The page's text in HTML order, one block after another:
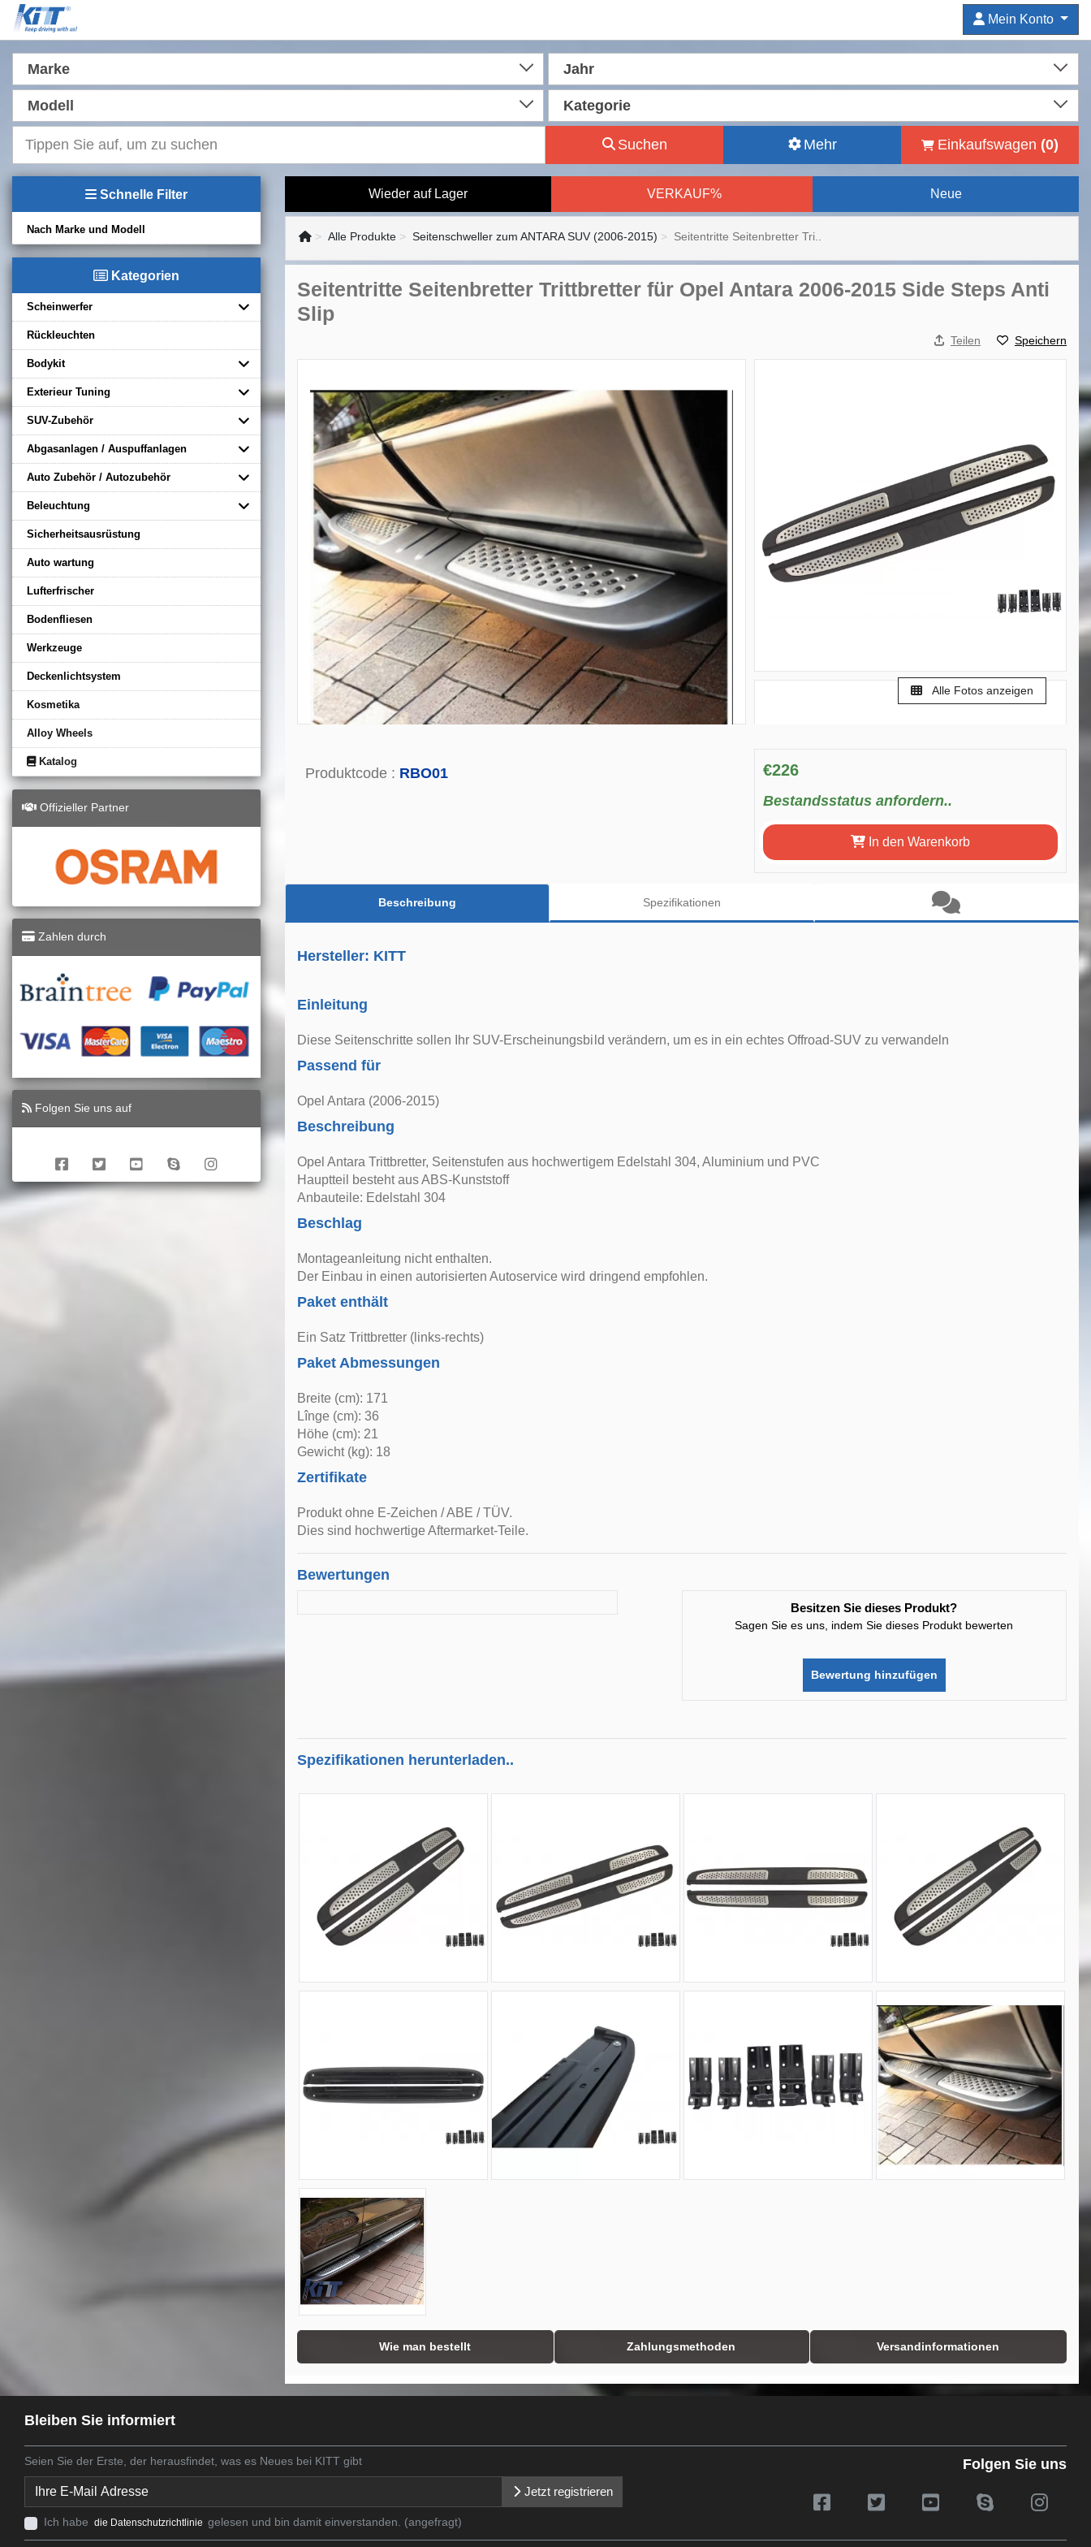
Mein Konto
Marke Jahr
Modell Kategorie
Suchen Mehr Einkaufswagen (0)
Schnelle Filter
Nach Marke und Modell
Kategorien
Scheinwerfer
Rückleuchten
Bodykit
Exterieur Tuning
SUV-Zubehör
Abgasanlagen / Auspuffanlagen
Auto Zubehör / Autozubehör
Beleuchtung
Sicherheitsausrüstung
Auto wartung
Lufterfrischer
Bodenfliesen
Werkzeuge
Deckenlichtsystem
Kosmetika
Alloy Wheels
Katalog
Offizieller Partner
Zahlen durch
Folgen Sie uns auf
Wieder auf Lager VERKAUF% Neue
Alle Produkte Seitenschweller zum ANTARA SUV (2006-2015) Seitentritte Seitenbretter Tri..
Seitentritte Seitenbretter Trittbretter für Opel Antara 2006-2015 Side Steps Anti
Slip
Teilen Speichern
Alle Fotos anzeigen
Produktcode : RBO01 €226
Bestandsstatus anfordern..
In den Warenkorb
Beschreibung Spezifikationen
Hersteller: KITT
Einleitung
Diese Seitenschritte sollen Ihr SUV-Erscheinungsbild verändern, um es in ein echtes Offroad-SUV zu verwandeln
Passend für
Opel Antara (2006-2015)
Beschreibung
Opel Antara Trittbretter, Seitenstufen aus hochwertigem Edelstahl 304, Aluminium und PVC
Hauptteil besteht aus ABS-Kunststoff
Anbauteile: Edelstahl 304
Beschlag
Montageanleitung nicht enthalten.
Der Einbau in einen autorisierten Autoservice wird dringend empfohlen.
Paket enthält
Ein Satz Trittbretter (links-rechts)
Paket Abmessungen
Breite (cm): 171
Lînge (cm): 36
Höhe (cm): 21
Gewicht (kg): 18
Zertifikate
Produkt ohne E-Zeichen / ABE / TÜV.
Dies sind hochwertige Aftermarket-Teile.
Bewertungen
Besitzen Sie dieses Produkt?
Sagen Sie es uns, indem Sie dieses Produkt bewerten
Bewertung hinzufügen
Spezifikationen herunterladen..
Wie man bestellt Zahlungsmethoden Versandinformationen
Bleiben Sie informiert
Seien Sie der Erste, der herausfindet, was es Neues bei KITT gibt
Jetzt registrieren
Ich habe die Datenschutzrichtlinie gelesen und bin damit einverstanden. (angefragt)
Folgen Sie uns